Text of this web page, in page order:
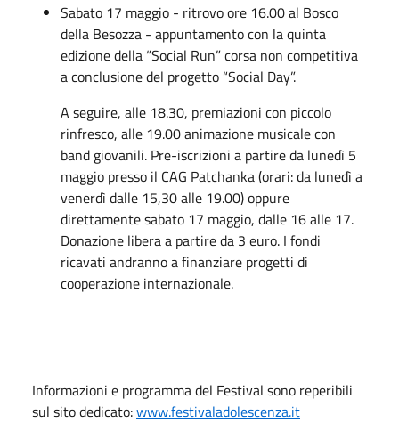
Sabato 17 maggio - ritrovo ore 16.00 al Bosco
della Besozza - appuntamento con la quinta
edizione della “Social Run” corsa non competitiva
a conclusione del progetto “Social Day”.
A seguire, alle 18.30, premiazioni con piccolo
rinfresco, alle 19.00 animazione musicale con
band giovanili. Pre-iscrizioni a partire da lunedì 5
maggio presso il CAG Patchanka (orari: da lunedì a
venerdì dalle 15,30 alle 19.00) oppure
direttamente sabato 17 maggio, dalle 16 alle 17.
Donazione libera a partire da 3 euro. I fondi
ricavati andranno a finanziare progetti di
cooperazione internazionale.
Informazioni e programma del Festival sono reperibili
sul sito dedicato:www.festivaladolescenza.it